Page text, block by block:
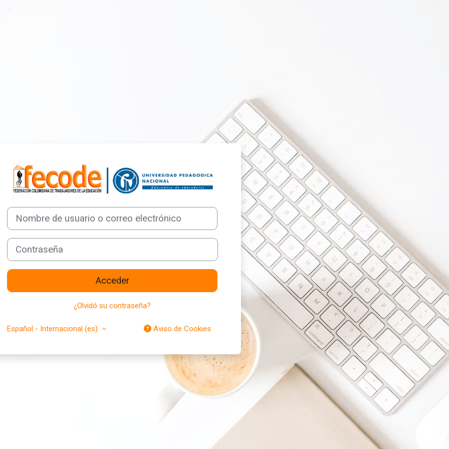
Entrar a Escuela Sindical Virtual Fecode
Nombre de usuario o correo electrónico
Contraseña
Acceder
¿Olvidó su contraseña?
Español - Internacional ‎(es)‎ Aviso de Cookies